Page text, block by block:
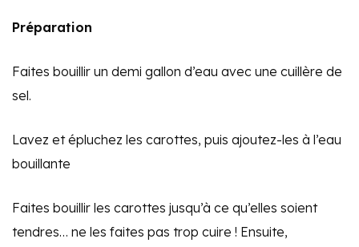
Préparation
Faites bouillir un demi gallon d’eau avec une cuillère de
sel.
Lavez et épluchez les carottes, puis ajoutez-les à l’eau
bouillante
Faites bouillir les carottes jusqu’à ce qu’elles soient
tendres… ne les faites pas trop cuire ! Ensuite,